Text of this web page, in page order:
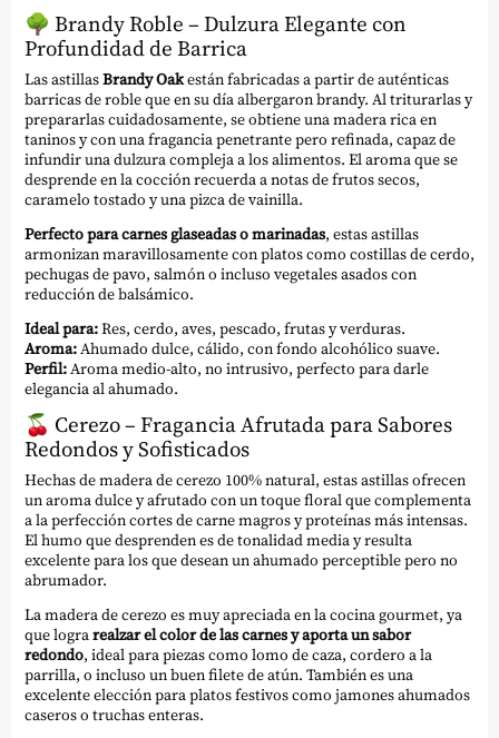
🌳 Brandy Roble – Dulzura Elegante con
Profundidad de Barrica
Las astillasBrandy Oakestán fabricadas a partir de auténticas
barricas de roble que en su día albergaron brandy. Al triturarlas y
prepararlas cuidadosamente, se obtiene una madera rica en
taninos y con una fragancia penetrante pero refinada, capaz de
infundir una dulzura compleja a los alimentos. El aroma que se
desprende en la cocción recuerda a notas de frutos secos,
caramelo tostado y una pizca de vainilla.
Perfecto para carnes glaseadas o marinadas, estas astillas
armonizan maravillosamente con platos como costillas de cerdo,
pechugas de pavo, salmón o incluso vegetales asados con
reducción de balsámico.
Ideal para:Res, cerdo, aves, pescado, frutas y verduras.
Aroma:Ahumado dulce, cálido, con fondo alcohólico suave.
Perfil:Aroma medio-alto, no intrusivo, perfecto para darle
elegancia al ahumado.
🍒 Cerezo – Fragancia Afrutada para Sabores
Redondos y Sofisticados
Hechas de madera de cerezo 100% natural, estas astillas ofrecen
un aroma dulce y afrutado con un toque floral que complementa
a la perfección cortes de carne magros y proteínas más intensas.
El humo que desprenden es de tonalidad media y resulta
excelente para los que desean un ahumado perceptible pero no
abrumador.
La madera de cerezo es muy apreciada en la cocina gourmet, ya
que lograrealzar el color de las carnes y aporta un sabor
redondo, ideal para piezas como lomo de caza, cordero a la
parrilla, o incluso un buen filete de atún. También es una
excelente elección para platos festivos como jamones ahumados
caseros o truchas enteras.